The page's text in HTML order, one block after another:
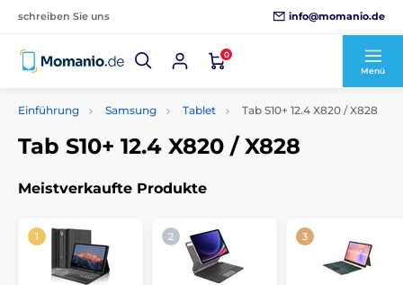
schreiben Sie uns info@momanio.de
0
Menü
Einführung Samsung Tablet Tab S10+ 12.4 X820 / X828
Tab S10+ 12.4 X820 / X828
Meistverkaufte Produkte